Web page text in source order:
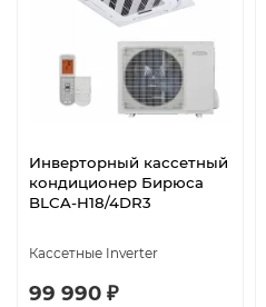
Инверторный кассетный
кондиционер Бирюса
BLCA-H18/4DR3
Кассетные Inverter
99 990 ₽